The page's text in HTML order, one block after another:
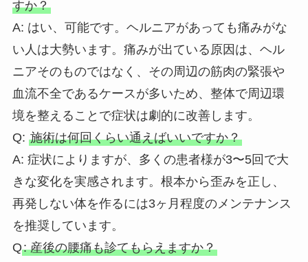
すか？
A: はい、可能です。ヘルニアがあっても痛みがな
い人は大勢います。痛みが出ている原因は、ヘル
ニアそのものではなく、その周辺の筋肉の緊張や
血流不全であるケースが多いため、整体で周辺環
境を整えることで症状は劇的に改善します。
Q: 施術は何回くらい通えばいいですか？
A: 症状によりますが、多くの患者様が3〜5回で大
きな変化を実感されます。根本から歪みを正し、
再発しない体を作るには3ヶ月程度のメンテナンス
を推奨しています。
Q: 産後の腰痛も診てもらえますか？